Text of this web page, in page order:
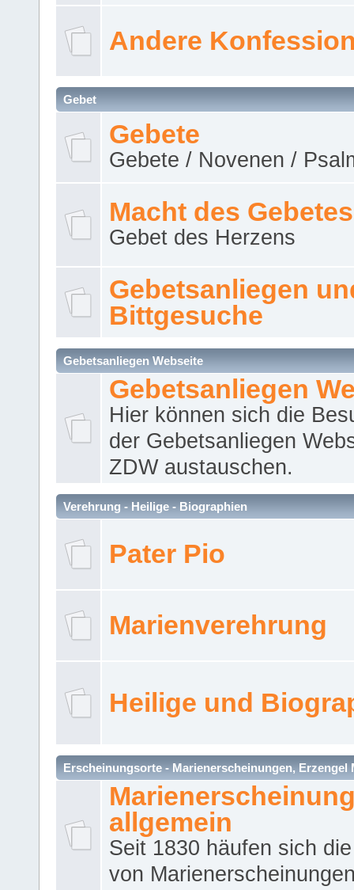
Andere
Gebet
Gebete
Gebete / Novenen /
Macht des Gebetes
Gebet des Herzens
Gebetsanliegen
Bittgesuche
Gebetsanliegen Webseite
Gebetsanliegen
Hier können sich die
der Gebetsanliegen
ZDW austauschen.
Verehrung - Heilige - Biographien
Pater Pio
Marienverehrung
Heilige und
Erscheinungsorte - Marienerscheinungen, Erzengel
allgemein
Seit 1830 häufen sich
von